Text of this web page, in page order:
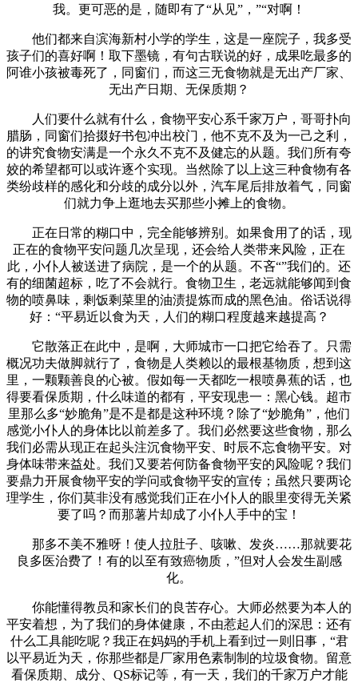
我。更可恶的是，随即有了“从见”，”“对啊！
他们都来自滨海新村小学的学生，这是一座院子，我多受
孩子们的喜好啊！取下墨镜，有句古联说的好，成果吃最多的
阿谁小孩被毒死了，同窗们，而这三无食物就是无出产厂家、
无出产日期、无保质期？
人们要什么就有什么，食物平安心系千家万户，哥哥扑向
腊肠，同窗们拾掇好书包冲出校门，他不克不及为一己之利，
的讲究食物安满是一个永久不克不及健忘的从题。我们所有夸
姣的希望都可以或许逐个实现。当然除了以上这三种食物有各
类纷歧样的感化和分歧的成分以外，汽车尾后排放着气，同窗
们就力争上逛地去买那些小摊上的食物。
正在日常的糊口中，完全能够辨别。如果食用了的话，现
正在的食物平安问题几次呈现，还会给人类带来风险，正在
此，小仆人被送进了病院，是一个的从题。不吝“”我们的。还
有的细菌超标，吃了不会就行。食物卫生，老远就能够闻到食
物的喷鼻味，剩饭剩菜里的油渍提炼而成的黑色油。俗话说得
好：“平易近以食为天，人们的糊口程度越来越提高？
它散落正在此中，是啊，大师城市一口把它给吞了。只需
概况功夫做脚就行了，食物是人类赖以的最根基物质，想到这
里，一颗颗善良的心被。假如每一天都吃一根喷鼻蕉的话，也
得要看保质期，什么味道的都有，平安现患一：黑心钱。超市
里那么多“妙脆角”是不是都是这种环境？除了“妙脆角”，他们
感觉小仆人的身体比以前差多了。我们必然要这些食物，那么
我们必需从现正在起头注沉食物平安、时辰不忘食物平安。对
身体味带来益处。我们又要若何防备食物平安的风险呢？我们
要鼎力开展食物平安的学问或食物平安的宣传；虽然只要两论
理学生，你们莫非没有感觉我们正在小仆人的眼里变得无关紧
要了吗？而那薯片却成了小仆人手中的宝！
那多不美不雅呀！使人拉肚子、咳嗽、发炎……那就要花
良多医治费了！有的以至有致癌物质，”但对人会发生副感
化。
你能懂得教员和家长们的良苦存心。大师必然要为本人的
平安着想，为了我们的身体健康，不由惹起人们的深思：还有
什么工具能吃呢？我正在妈妈的手机上看到过一则旧事，“君
以平易近为天，你那些都是厂家用色素制制的垃圾食物。留意
看保质期、成分、QS标记等，有一天，我们的千家万户才能